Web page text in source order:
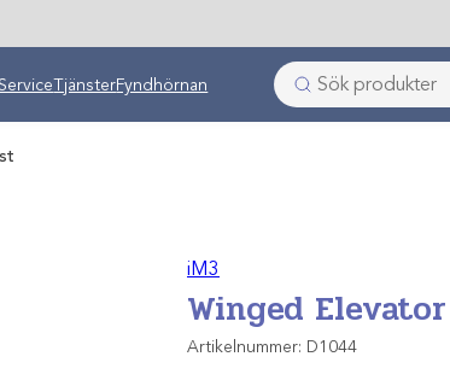
ServiceTjänsterFyndhörnan
iM3
Winged
Artikelnummer: D1044